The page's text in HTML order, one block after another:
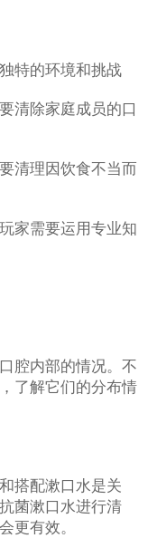
特的环境和挑战
清除家庭成员的口
清理因饮食不当而
家需要运用专业知
腔内部的情况。不
了解它们的分布情
搭配漱口水是关
菌漱口水进行清
更有效。